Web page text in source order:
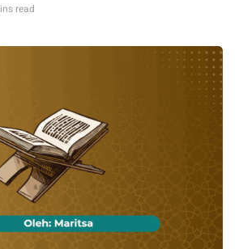
read